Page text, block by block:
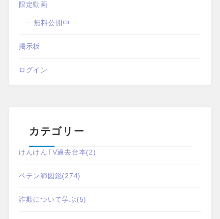
限定動画
無料公開中
掲示板
ログイン
カテゴリー
けんけんTV過去台本(2)
ペテン師図鑑(274)
詐欺について学ぶ(5)